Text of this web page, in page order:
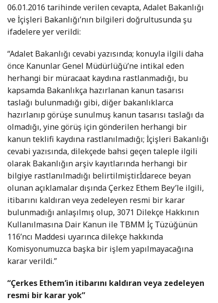
06.01.2016 tarihinde verilen cevapta, Adalet Bakanlığı
ve İçişleri Bakanlığı’nın bilgileri doğrultusunda şu
ifadelere yer verildi:
“Adalet Bakanlığı cevabi yazısında; konuyla ilgili daha
önce Kanunlar Genel Müdürlüğü’ne intikal eden
herhangi bir müracaat kaydına rastlanmadığı, bu
kapsamda Bakanlıkça hazırlanan kanun tasarısı
taslağı bulunmadığı gibi, diğer bakanlıklarca
hazırlanıp görüşe sunulmuş kanun tasarısı taslağı da
olmadığı, yine görüş için gönderilen herhangi bir
kanun teklifi kaydına rastlanılmadığı; İçişleri Bakanlığı
cevabi yazısında, dilekçede bahsi geçen taleple ilgili
olarak Bakanlığın arşiv kayıtlarında herhangi bir
bilgiye rastlanılmadığı belirtilmiştir.İdarece beyan
olunan açıklamalar dışında Çerkez Ethem Bey’le ilgili,
itibarını kaldıran veya zedeleyen resmi bir karar
bulunmadığı anlaşılmış olup, 3071 Dilekçe Hakkının
Kullanılmasına Dair Kanun ile TBMM İç Tüzüğünün
116’ncı Maddesi uyarınca dilekçe hakkında
Komisyonumuzca başka bir işlem yapılmayacağına
karar verildi.”
“Çerkes Ethem’in itibarını kaldıran veya zedeleyen
resmi bir karar yok”